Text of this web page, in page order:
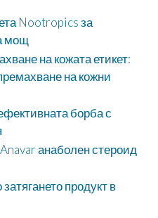
Nootropics за
мощ
на кожата етикет:
на кожни
борба с
анаболен стероид
продукт в